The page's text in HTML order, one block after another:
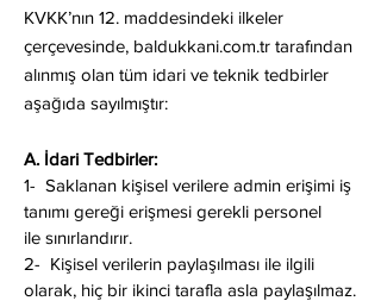
KVKK’nın 12. maddesindeki ilkeler
çerçevesinde, baldukkani.com.tr tarafından
alınmış olan tüm idari ve teknik tedbirler
aşağıda sayılmıştır:
A. İdari Tedbirler:
1- Saklanan kişisel verilere admin erişimi iş
tanımı gereği erişmesi gerekli personel
ile sınırlandırır.
2- Kişisel verilerin paylaşılması ile ilgili
olarak, hiç bir ikinci tarafla asla paylaşılmaz.